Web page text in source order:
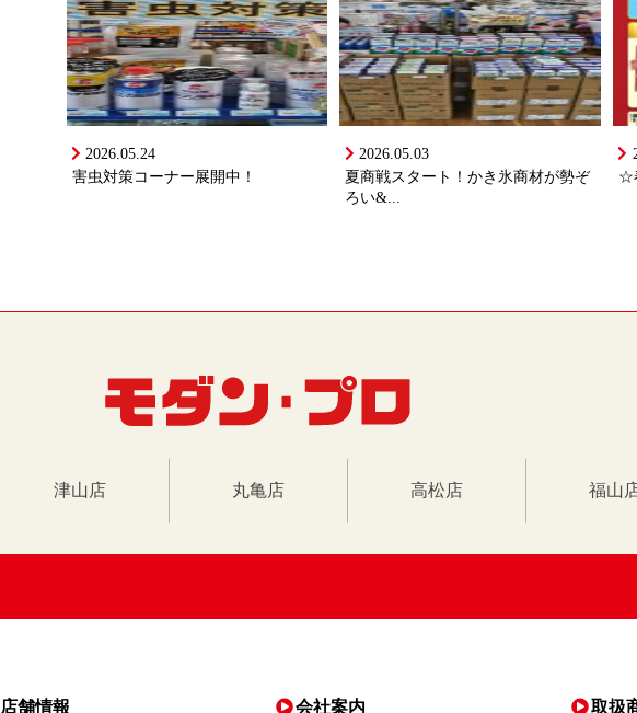
2026.05.24
害虫対策コーナー展開中！
2026.05.03
夏商戦スタート！かき氷商材が勢ぞ
ろい&...
☆
津山店 丸亀店 高松店 福山
店舗情報 会社案内 取扱